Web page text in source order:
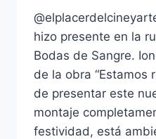
hizo presente en la
Bodas de Sangre.
de la obra “Estamos
de presentar este
montaje
festividad, está